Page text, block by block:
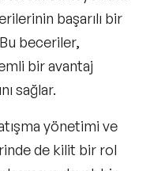
başarılı bir
beceriler,
bir avantaj
sağlar.
yönetimi ve
de kilit bir rol